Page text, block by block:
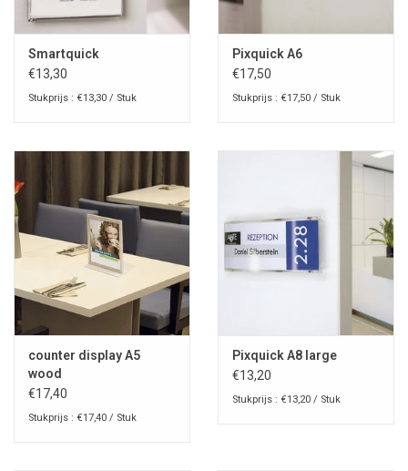
Smartquick
€13,30
Stukprijs : €13,30 / Stuk
Pixquick A6
€17,50
Stukprijs : €17,50 / Stuk
counter display A5
wood
€17,40
Stukprijs : €17,40 / Stuk
Pixquick A8 large
€13,20
Stukprijs : €13,20 / Stuk